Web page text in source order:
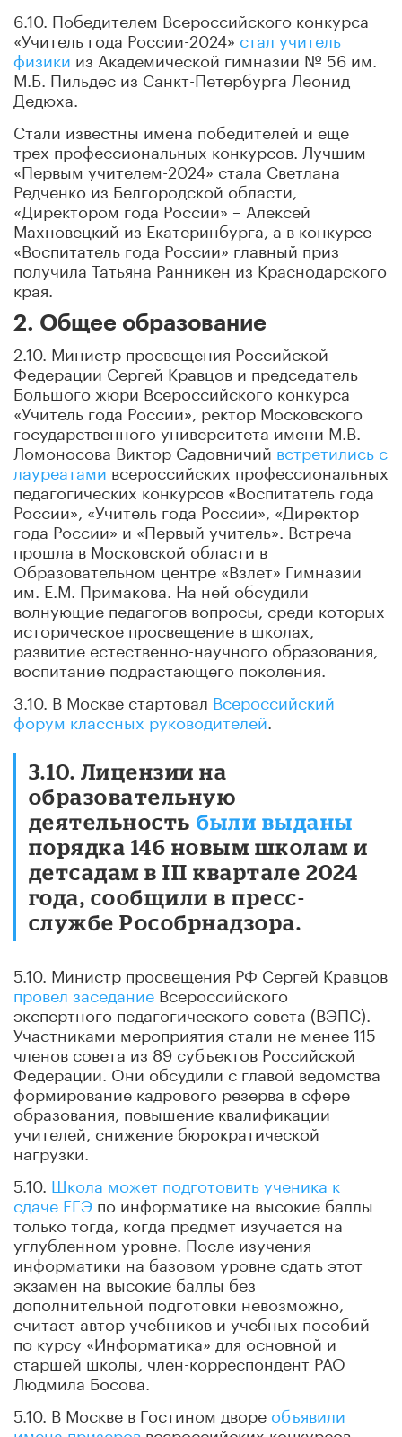
6.10. Победителем Всероссийского конкурса
«Учитель года России-2024» стал учитель
физики из Академической гимназии № 56 им.
М.Б. Пильдес из Санкт-Петербурга Леонид
Дедюха.
Стали известны имена победителей и еще
трех профессиональных конкурсов. Лучшим
«Первым учителем-2024» стала Светлана
Редченко из Белгородской области,
«Директором года России» – Алексей
Махновецкий из Екатеринбурга, а в конкурсе
«Воспитатель года России» главный приз
получила Татьяна Ранникен из Краснодарского
края.
2. Общее образование
2.10. Министр просвещения Российской
Федерации Сергей Кравцов и председатель
Большого жюри Всероссийского конкурса
«Учитель года России», ректор Московского
государственного университета имени М.В.
Ломоносова Виктор Садовничий встретились с
лауреатами всероссийских профессиональных
педагогических конкурсов «Воспитатель года
России», «Учитель года России», «Директор
года России» и «Первый учитель». Встреча
прошла в Московской области в
Образовательном центре «Взлет» Гимназии
им. Е.М. Примакова. На ней обсудили
волнующие педагогов вопросы, среди которых
историческое просвещение в школах,
развитие естественно-научного образования,
воспитание подрастающего поколения.
3.10. В Москве стартовал Всероссийский
форум классных руководителей
3.10. Лицензии на
образовательную
деятельность были выданы
порядка 146 новым школам и
детсадам в III квартале 2024
года, сообщили в пресс-
службе Рособрнадзора.
5.10. Министр просвещения РФ Сергей Кравцов
провел заседание Всероссийского
экспертного педагогического совета (ВЭПС).
Участниками мероприятия стали не менее 115
членов совета из 89 субъектов Российской
Федерации. Они обсудили с главой ведомства
формирование кадрового резерва в сфере
образования, повышение квалификации
учителей, снижение бюрократической
нагрузки.
5.10. Школа может подготовить ученика к
сдаче ЕГЭ по информатике на высокие баллы
только тогда, когда предмет изучается на
углубленном уровне. После изучения
информатики на базовом уровне сдать этот
экзамен на высокие баллы без
дополнительной подготовки невозможно,
считает автор учебников и учебных пособий
по курсу «Информатика» для основной и
старшей школы, член-корреспондент РАО
Людмила Босова.
5.10. В Москве в Гостином дворе объявили